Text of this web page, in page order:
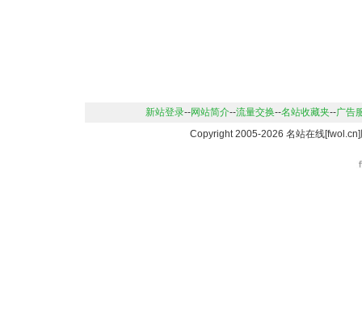
新站登录--网站简介--流量交换--名站收藏夹--广告
Copyright 2005-2026 名站在线